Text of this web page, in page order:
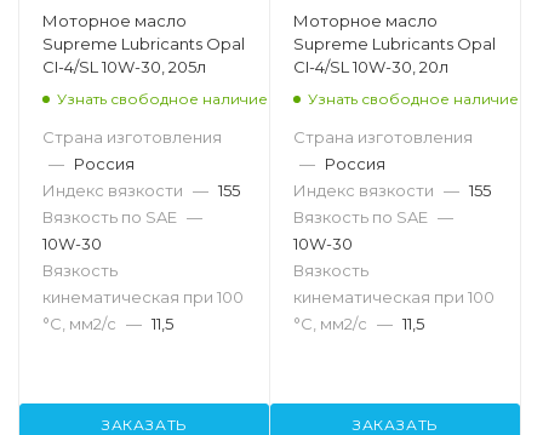
Моторное масло
Supreme Lubricants Opal
CI-4/SL 10W-30, 205л
Узнать свободное наличие
Страна изготовления
— Россия
Индекс вязкости — 155
Вязкость по SAE —
10W-30
Вязкость
кинематическая при 100
°С, мм2/с — 11,5
ЗАКАЗАТЬ
Моторное масло
Supreme Lubricants Opal
CI-4/SL 10W-30, 20л
Узнать свободное наличие
Страна изготовления
— Россия
Индекс вязкости — 155
Вязкость по SAE —
10W-30
Вязкость
кинематическая при 100
°С, мм2/с — 11,5
ЗАКАЗАТЬ